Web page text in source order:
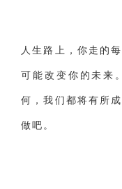
人生路上，你走的
可能改变你的未来
何，我们都将有所
做吧。